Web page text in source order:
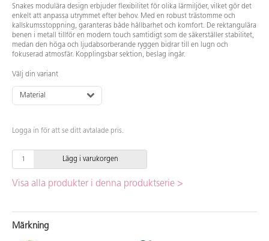
Snakes modulära design erbjuder flexibilitet för olika lärmiljöer, vilket gör det
enkelt att anpassa utrymmet efter behov. Med en robust trästomme och
kallskumsstoppning, garanteras både hållbarhet och komfort. De rektangulära
benen i metall tillför en modern touch samtidigt som de säkerställer stabilitet,
medan den höga och ljudabsorberande ryggen bidrar till en lugn och
fokuserad atmosfär. Kopplingsbar sektion, beslag ingår.
Välj din variant
Material
Logga in för att se ditt avtalade pris.
Lägg i varukorgen
Visa alla produkter i denna produktserie >
Märkning